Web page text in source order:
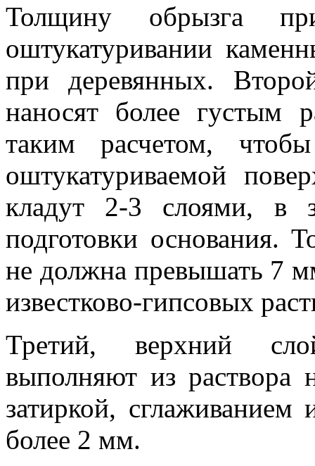
Толщину обрызга
оштукатуривании
при деревянных.
наносят более густым
таким расчетом,
оштукатуриваемой
кладут 2-3 слоями, в
подготовки основания.
не должна превышать 7
известково-гипсовых
Третий, верхний
выполняют из раствора
затиркой,
более 2 мм.